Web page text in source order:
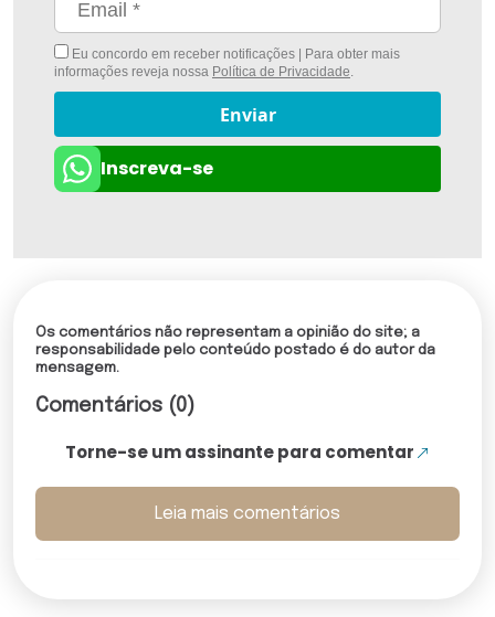
Eu concordo em receber notificações | Para obter mais
informações reveja nossa Política de Privacidade.
Enviar
Inscreva-se
Os comentários não representam a opinião do site; a
responsabilidade pelo conteúdo postado é do autor da
mensagem.
Comentários (0)
Torne-se um assinante para comentar
Leia mais comentários